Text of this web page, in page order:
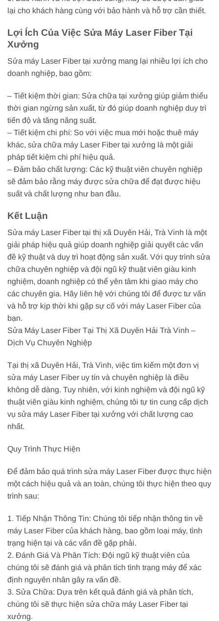
lại cho khách hàng cùng với bảo hành và hỗ trợ cần thiết.
Lợi Ích Của Việc Sửa Máy Laser Fiber Tại
Xưởng
Sửa máy Laser Fiber tại xưởng mang lại nhiều lợi ích cho
doanh nghiệp, bao gồm:
– Tiết kiệm thời gian: Sửa chữa tại xưởng giúp giảm thiểu
thời gian ngừng sản xuất, từ đó giúp doanh nghiệp duy trì
tiến độ và tăng năng suất.
– Tiết kiệm chi phí: So với việc mua mới hoặc thuê máy
khác, sửa chữa máy Laser Fiber tại xưởng là một giải
pháp tiết kiệm chi phí hiệu quả.
– Đảm bảo chất lượng: Các kỹ thuật viên chuyên nghiệp
sẽ đảm bảo rằng máy được sửa chữa để đạt được hiệu
suất và chất lượng như ban đầu.
Kết Luận
Sửa máy Laser Fiber tại thị xã Duyên Hải, Trà Vinh là một
giải pháp hiệu quả giúp doanh nghiệp giải quyết các vấn
đề kỹ thuật và duy trì hoạt động sản xuất. Với quy trình sửa
chữa chuyên nghiệp và đội ngũ kỹ thuật viên giàu kinh
nghiệm, doanh nghiệp có thể yên tâm khi giao máy cho
các chuyên gia. Hãy liên hệ với chúng tôi để được tư vấn
và hỗ trợ kịp thời khi gặp sự cố với máy Laser Fiber của
bạn.
Sửa Máy Laser Fiber Tại Thị Xã Duyên Hải Trà Vinh –
Dịch Vụ Chuyên Nghiệp
Tại thị xã Duyên Hải, Trà Vinh, việc tìm kiếm một đơn vị
sửa máy Laser Fiber uy tín và chuyên nghiệp là điều
không dễ dàng. Tuy nhiên, với kinh nghiệm và đội ngũ kỹ
thuật viên giàu kinh nghiệm, chúng tôi tự tin cung cấp dịch
vụ sửa máy Laser Fiber tại xưởng với chất lượng cao
nhất.
Quy Trình Thực Hiện
Để đảm bảo quá trình sửa máy Laser Fiber được thực hiện
một cách hiệu quả và an toàn, chúng tôi thực hiện theo quy
trình sau:
1. Tiếp Nhận Thông Tin: Chúng tôi tiếp nhận thông tin về
máy Laser Fiber của khách hàng, bao gồm loại máy, tình
trạng hiện tại và các vấn đề gặp phải.
2. Đánh Giá Và Phân Tích: Đội ngũ kỹ thuật viên của
chúng tôi sẽ đánh giá và phân tích tình trạng máy để xác
định nguyên nhân gây ra vấn đề.
3. Sửa Chữa: Dựa trên kết quả đánh giá và phân tích,
chúng tôi sẽ thực hiện sửa chữa máy Laser Fiber tại
xưởng.